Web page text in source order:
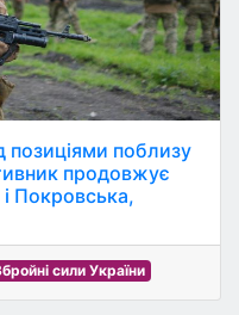
позиціями поблизу
продовжує
Покровська,
сили України